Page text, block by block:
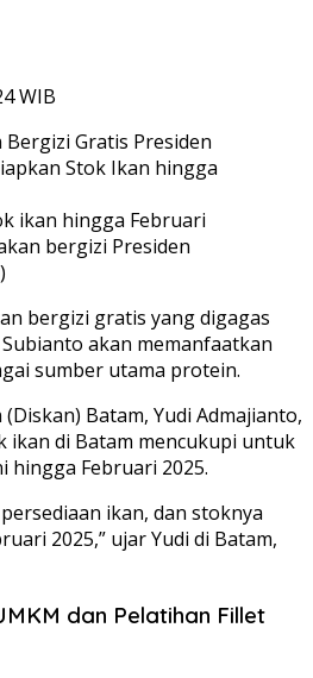
WIB
ikan hingga Februari
bergizi Presiden
bergizi gratis yang digagas
akan memanfaatkan
sumber utama protein.
Batam, Yudi Admajianto,
ikan di Batam mencukupi untuk
Februari 2025.
ikan, dan stoknya
2025,” ujar Yudi di Batam,
dan Pelatihan Fillet